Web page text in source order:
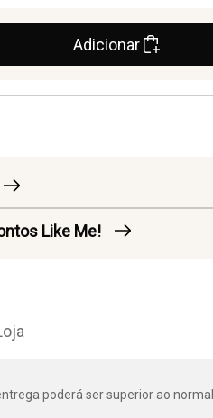
Adicionar
Like Me!
poderá ser superior ao normal.